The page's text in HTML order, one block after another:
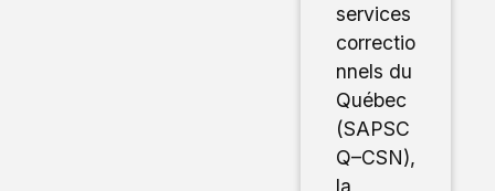
services
correctio
nnels du
Québec
(SAPSC
Q–CSN),
la